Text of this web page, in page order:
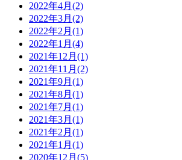
2022年4月(2)
2022年3月(2)
2022年2月(1)
2022年1月(4)
2021年12月(1)
2021年11月(2)
2021年9月(1)
2021年8月(1)
2021年7月(1)
2021年3月(1)
2021年2月(1)
2021年1月(1)
2020年12月(5)